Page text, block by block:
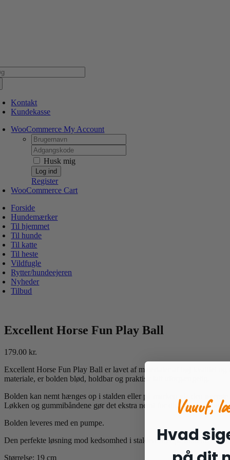
Kontakt
Kundekasse
WooCommerce My Account
Username:
Password:
Husk mig
Register
WooCommerce Cart
Forside
Hundemærker
Til hjemmet
Til hunde
Til katte
Til heste
Vildfugle
Rytter/hundeejeren
Nyheder
Tilbud
Excellent Horse Fun Play Ball
179.00 kr.
Excellent Horse Fun Play Ball er lavet af materialer af høj kvalitet
materiale, er bolden blød, holdbar og praktisk talt uforgængelig.
Bolden kan nemt hænges op i stalden eller på marken via den
Løkken og gummibåndene gør det ekstra nemt for din hest eller
Bolden leveres med en pumpe.
Den perfekte løsning mod kedsomhed i stalden eller på folden!
Størrelse: 19 cm
Vuuuf,
Hvad